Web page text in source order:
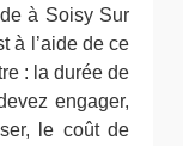
à Soisy Sur
à l’aide de ce
: la durée de
engager,
le coût de